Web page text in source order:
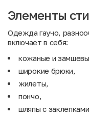
Элементы
Одежда гаучо,
включает в себя:
кожаные и
широкие брюки,
жилеты,
пончо,
шляпы с